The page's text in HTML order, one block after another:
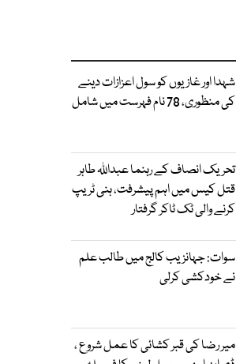
شہدا اور غازیوں کو سول اعزازات دینے
کی منظوری، 78 نام فہرست میں شامل
تحریک انصاف کے رہنما عبداللہ طاہر
قتل کیس میں اہم پیشرفت، ہنی ٹریپ
کرنے والی ٹک ٹاکر گرفتار
سوات: جہانزیب کالج میں طالب علم
نے خودکشی کرلی
میر رضا کی قبر کشائی کا عمل شروع ،